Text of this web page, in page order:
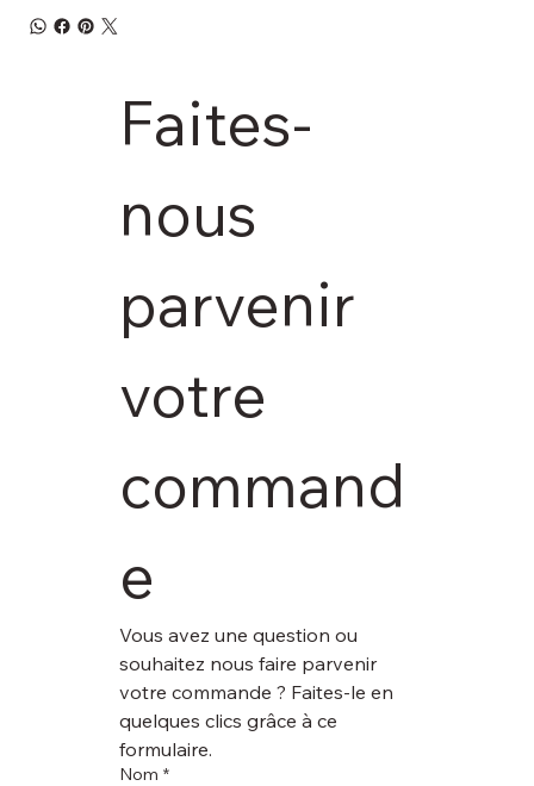
Faites-
nous
parvenir
votre
command
e
Vous avez une question ou
souhaitez nous faire parvenir
votre commande ? Faites-le en
quelques clics grâce à ce
formulaire.
Nom *